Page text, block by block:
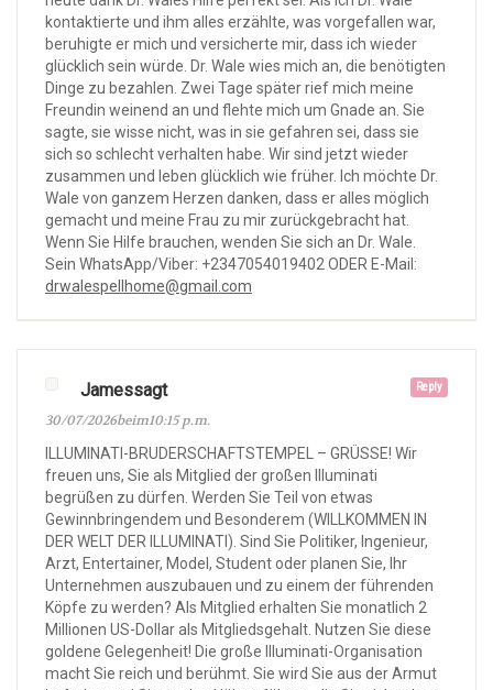
kontaktierte und ihm alles erzählte, was vorgefallen war,
beruhigte er mich und versicherte mir, dass ich wieder
glücklich sein würde. Dr. Wale wies mich an, die benötigten
Dinge zu bezahlen. Zwei Tage später rief mich meine
Freundin weinend an und flehte mich um Gnade an. Sie
sagte, sie wisse nicht, was in sie gefahren sei, dass sie
sich so schlecht verhalten habe. Wir sind jetzt wieder
zusammen und leben glücklich wie früher. Ich möchte Dr.
Wale von ganzem Herzen danken, dass er alles möglich
gemacht und meine Frau zu mir zurückgebracht hat.
Wenn Sie Hilfe brauchen, wenden Sie sich an Dr. Wale.
Sein WhatsApp/Viber: +2347054019402 ODER E-Mail:
drwalespellhome@gmail.com
Reply
Jamessagt
30/07/2026beim10:15 p.m.
ILLUMINATI-BRUDERSCHAFTSTEMPEL – GRÜSSE! Wir
freuen uns, Sie als Mitglied der großen Illuminati
begrüßen zu dürfen. Werden Sie Teil von etwas
Gewinnbringendem und Besonderem (WILLKOMMEN IN
DER WELT DER ILLUMINATI). Sind Sie Politiker, Ingenieur,
Arzt, Entertainer, Model, Student oder planen Sie, Ihr
Unternehmen auszubauen und zu einem der führenden
Köpfe zu werden? Als Mitglied erhalten Sie monatlich 2
Millionen US-Dollar als Mitgliedsgehalt. Nutzen Sie diese
goldene Gelegenheit! Die große Illuminati-Organisation
macht Sie reich und berühmt. Sie wird Sie aus der Armut